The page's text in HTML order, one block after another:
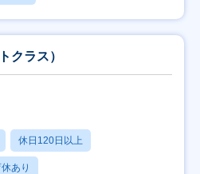
クラス）
休日120日以上
あり